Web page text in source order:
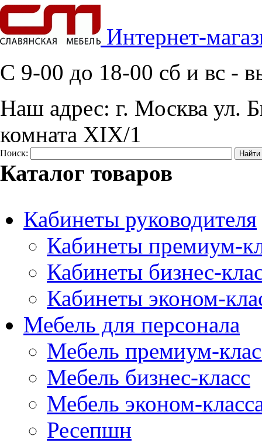
Интернет-
C 9-00 до 18-00 сб и вс -
Наш адрес: г. Москва ул.
комната XIX/1
Поиск:
Каталог товаров
Кабинеты руководителя
Кабинеты премиум-
Кабинеты бизнес-
Кабинеты эконом-
Мебель для персонала
Мебель премиум-
Мебель бизнес-класс
Мебель эконом-
Ресепшн